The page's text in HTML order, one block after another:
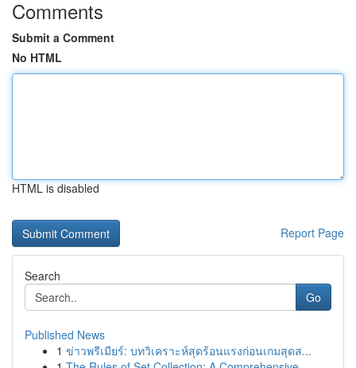
Comments
Submit a Comment
No HTML
HTML is disabled
Report Page
Search
Go
Published News
1 ข่าวพรีเมียร์: บทวิเคราะห์สุดร้อนแรงก่อนเกมสุดส...